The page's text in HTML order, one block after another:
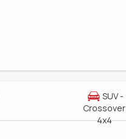
SUV -
Crossover
4x4